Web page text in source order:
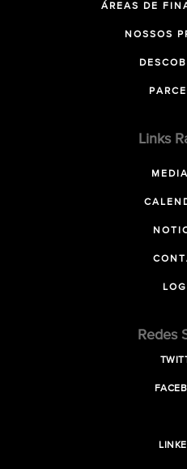
ÁREAS DE
NOSSOS
Links
Redes